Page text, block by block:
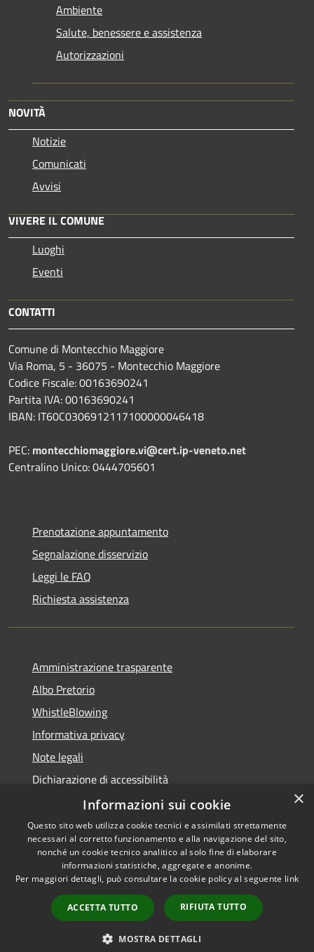
Ambiente
Salute, benessere e assistenza
Autorizzazioni
NOVITÀ
Notizie
Comunicati
Avvisi
VIVERE IL COMUNE
Luoghi
Eventi
CONTATTI
Comune di Montecchio Maggiore
Via Roma, 5 - 36075 - Montecchio Maggiore
Codice Fiscale: 00163690241
Partita IVA: 00163690241
IBAN: IT60C0306912117100000046418
PEC: montecchiomaggiore.vi@cert.ip-veneto.net
Centralino Unico: 0444705601
Prenotazione appuntamento
Segnalazione disservizio
Leggi le FAQ
Richiesta assistenza
Amministrazione trasparente
Albo Pretorio
WhistleBlowing
Informativa privacy
Note legali
Dichiarazione di accessibilità
Accessibilità
Privacy
Mappa del sito
Obiettivi di accessibilità
Copyright © 2026 • Città di
Montecchio Maggiore •
Powered byMunicipium •
Accesso redazione
×
Informazioni sui cookie
Questo sito web utilizza cookie tecnici e assimilati strettamente
necessari al corretto funzionamento e alla navigazione del sito,
nonché un cookie tecnico analitico al solo fine di elaborare
informazioni statistiche, aggregate e anonime.
Per maggiori dettagli, può consultare la cookie policy al seguente link
ACCETTA TUTTO RIFIUTA TUTTO
MOSTRA DETTAGLI